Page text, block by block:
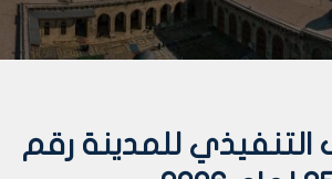
التنفيذي للمدينة رقم